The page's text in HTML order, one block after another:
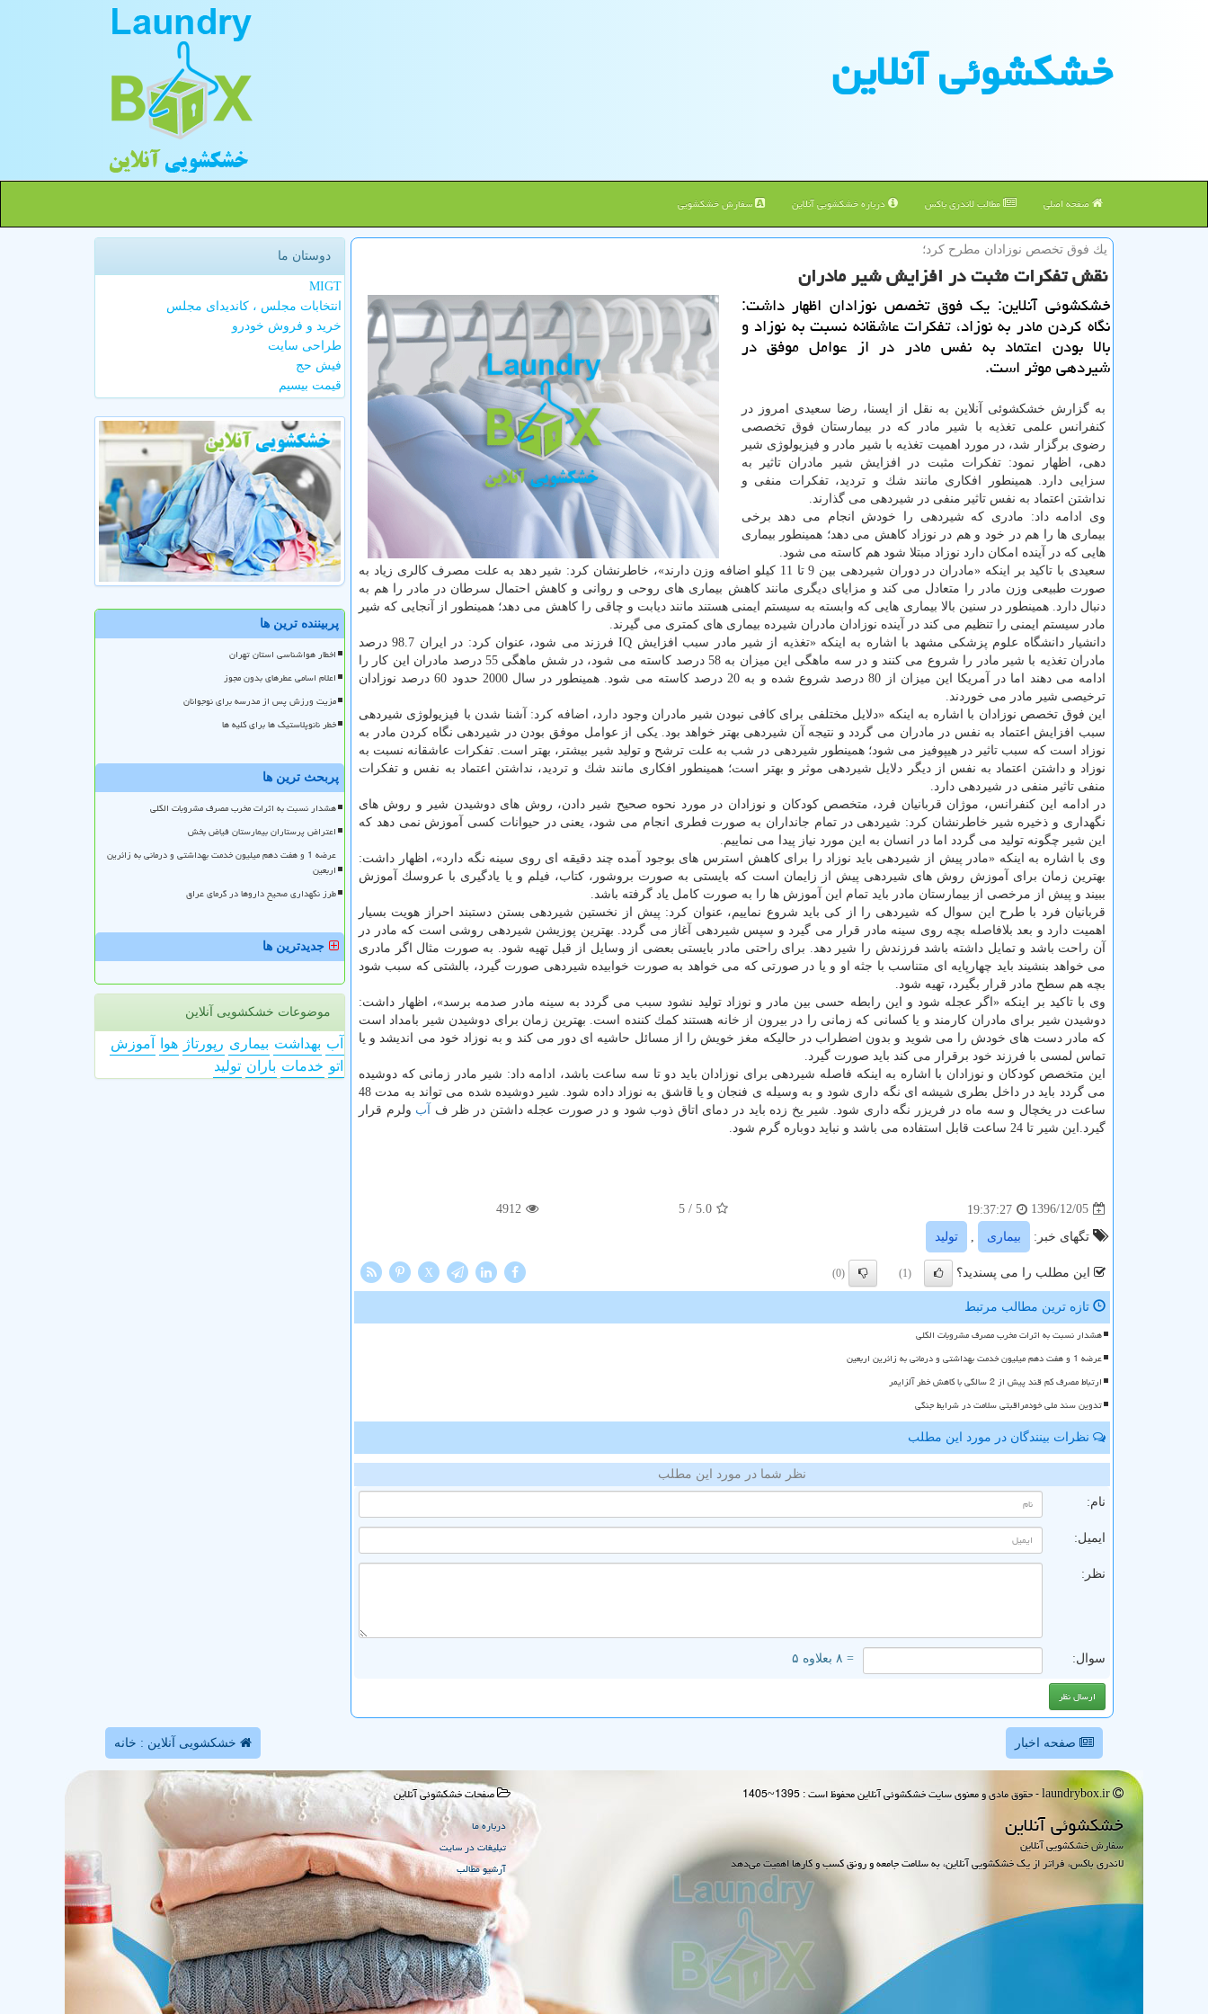
خشكشوئی آنلاین
صفحه اصلی مطالب لاندری باکس درباره خشکشویی آنلاین سفارش خشکشویی
یك فوق تخصص نوزادان مطرح كرد؛
نقش تفكرات مثبت در افزایش شیر مادران
خشكشوئی آنلاین: یك فوق تخصص نوزادان اظهار داشت:
نگاه كردن مادر به نوزاد، تفكرات عاشقانه نسبت به نوزاد و
بالا بودن اعتماد به نفس مادر در از عوامل موفق در
شیردهی موثر است.
به گزارش خشكشوئی آنلاین به نقل از ایسنا، رضا سعیدی امروز در
كنفرانس علمی تغذیه با شیر مادر كه در بیمارستان فوق تخصصی
رضوی برگزار شد، در مورد اهمیت تغذیه با شیر مادر و فیزیولوژی شیر
دهی، اظهار نمود: تفكرات مثبت در افزایش شیر مادران تاثیر به
سزایی دارد. همینطور افكاری مانند شك و تردید، تفكرات منفی و
نداشتن اعتماد به نفس تاثیر منفی در شیردهی می گذارند.
وی ادامه داد: مادری كه شیردهی را خودش انجام می دهد برخی
بیماری ها را هم در خود و هم در نوزاد كاهش می دهد؛ همینطور بیماری
هایی كه در آینده امكان دارد نوزاد مبتلا شود هم كاسته می شود.
سعیدی با تاكید بر اینكه «مادران در دوران شیردهی بین 9 تا 11 كیلو اضافه وزن دارند»، خاطرنشان كرد: شیر دهد به علت مصرف كالری زیاد به
صورت طبیعی وزن مادر را متعادل می كند و مزایای دیگری مانند كاهش بیماری های روحی و روانی و كاهش احتمال سرطان در مادر را هم به
دنبال دارد. همینطور در سنین بالا بیماری هایی كه وابسته به سیستم ایمنی هستند مانند دیابت و چاقی را كاهش می دهد؛ همینطور از آنجایی كه شیر
مادر سیستم ایمنی را تنظیم می كند در آینده نوزادان مادران شیرده بیماری های كمتری می گیرند.
دانشیار دانشگاه علوم پزشكی مشهد با اشاره به اینكه «تغذیه از شیر مادر سبب افزایش IQ فرزند می شود، عنوان كرد: در ایران 98.7 درصد
مادران تغذیه با شیر مادر را شروع می كنند و در سه ماهگی این میزان به 58 درصد كاسته می شود، در شش ماهگی 55 درصد مادران این كار را
ادامه می دهند اما در آمریكا این میزان از 80 درصد شروع شده و به 20 درصد كاسته می شود. همینطور در سال 2000 حدود 60 درصد نوزادان
ترخیصی شیر مادر می خوردند.
این فوق تخصص نوزادان با اشاره به اینكه «دلایل مختلفی برای كافی نبودن شیر مادران وجود دارد، اضافه كرد: آشنا شدن با فیزیولوژی شیردهی
سبب افزایش اعتماد به نفس در مادران می گردد و نتیجه آن شیردهی بهتر خواهد بود. یكی از عوامل موفق بودن در شیردهی نگاه كردن مادر به
نوزاد است كه سبب تاثیر در هیپوفیز می شود؛ همینطور شیردهی در شب به علت ترشح و تولید شیر بیشتر، بهتر است. تفكرات عاشقانه نسبت به
نوزاد و داشتن اعتماد به نفس از دیگر دلایل شیردهی موثر و بهتر است؛ همینطور افكاری مانند شك و تردید، نداشتن اعتماد به نفس و تفكرات
منفی تاثیر منفی در شیردهی دارد.
در ادامه این كنفرانس، موژان قربانیان فرد، متخصص كودكان و نوزادان در مورد نحوه صحیح شیر دادن، روش های دوشیدن شیر و روش های
نگهداری و ذخیره شیر خاطرنشان كرد: شیردهی در تمام جانداران به صورت فطری انجام می شود، یعنی در حیوانات كسی آموزش نمی دهد كه
این شیر چگونه تولید می گردد اما در انسان به این مورد نیاز پیدا می نماییم.
وی با اشاره به اینكه «مادر پیش از شیردهی باید نوزاد را برای كاهش استرس های بوجود آمده چند دقیقه ای روی سینه نگه دارد»، اظهار داشت:
بهترین زمان برای آموزش روش های شیردهی پیش از زایمان است كه بایستی به صورت بروشور، كتاب، فیلم و یا یادگیری با عروسك آموزش
ببیند و پیش از مرخصی از بیمارستان مادر باید تمام این آموزش ها را به صورت كامل یاد گرفته باشد.
قربانیان فرد با طرح این سوال كه شیردهی را از كی باید شروع نماییم، عنوان كرد: پیش از نخستین شیردهی بستن دستبند احراز هویت بسیار
اهمیت دارد و بعد بلافاصله بچه روی سینه مادر قرار می گیرد و سپس شیردهی آغاز می گردد. بهترین پوزیشن شیردهی روشی است كه مادر در
آن راحت باشد و تمایل داشته باشد فرزندش را شیر دهد. برای راحتی مادر بایستی بعضی از وسایل از قبل تهیه شود. به صورت مثال اگر مادری
می خواهد بنشیند باید چهارپایه ای متناسب با جثه او و یا در صورتی كه می خواهد به صورت خوابیده شیردهی صورت گیرد، بالشتی كه سبب شود
بچه هم سطح مادر قرار بگیرد، تهیه شود.
وی با تاكید بر اینكه «اگر عجله شود و این رابطه حسی بین مادر و نوزاد تولید نشود سبب می گردد به سینه مادر صدمه برسد»، اظهار داشت:
دوشیدن شیر برای مادران كارمند و یا كسانی كه زمانی را در بیرون از خانه هستند كمك كننده است. بهترین زمان برای دوشیدن شیر بامداد است
كه مادر دست های خودش را می شوید و بدون اضطراب در حالیكه مغز خویش را از مسائل حاشیه ای دور می كند و به نوزاد خود می اندیشد و یا
تماس لمسی با فرزند خود برقرار می كند باید صورت گیرد.
این متخصص كودكان و نوزادان با اشاره به اینكه فاصله شیردهی برای نوزادان باید دو تا سه ساعت باشد، ادامه داد: شیر مادر زمانی كه دوشیده
می گردد باید در داخل بطری شیشه ای نگه داری شود و به وسیله ی فنجان و یا قاشق به نوزاد داده شود. شیر دوشیده شده می تواند به مدت 48
ساعت در یخچال و سه ماه در فریزر نگه داری شود. شیر یخ زده باید در دمای اتاق ذوب شود و در صورت عجله داشتن در ظر ف
آب ولرم قرار
گیرد.این شیر تا 24 ساعت قابل استفاده می باشد و نباید دوباره گرم شود.
1396/12/05
19:37:27
5.0
/ 5
4912
تگهای خبر: بیماری تولید
این مطلب را می پسندید؟ (1)
(0)
X
تازه ترین مطالب مرتبط
هشدار نسبت به اثرات مخرب مصرف مشروبات الکلی
عرضه 1 و هفت دهم میلیون خدمت بهداشتی و درمانی به زائرین اربعین
ارتباط مصرف کم قند پیش از 2 سالگی با کاهش خطر آلزایمر
تدوین سند ملی خودمراقبتی سلامت در شرایط جنگی
نظرات بینندگان در مورد این مطلب
نظر شما در مورد این مطلب
نام:
ایمیل:
نظر:
سوال: = ۸ بعلاوه ۵
دوستان ما
MIGT
انتخابات مجلس ، کاندیدای مجلس
خرید و فروش خودرو
طراحی سایت
فیش حج
قیمت بیسیم
پربیننده ترین ها
اخطار هواشناسی استان تهران
اعلام اسامی عطرهای بدون مجوز
مزیت ورزش پس از مدرسه برای نوجوانان
خطر نانوپلاستیک ها برای کلیه ها
پربحث ترین ها
هشدار نسبت به اثرات مخرب مصرف مشروبات الکلی
اعتراض پرستاران بیمارستان فیاض بخش
عرضه 1 و هفت دهم میلیون خدمت بهداشتی و درمانی به زائرین
اربعین
طرز نگهداری صحیح داروها در گرمای عراق
جدیدترین ها
موضوعات خشکشویی آنلاین
آب بهداشت بیماری رپورتاژ هوا
آموزش
اتو خدمات باران تولید
صفحه اخبار خشکشویی آنلاین : خانه
laundrybox.ir - حقوق مادی و معنوی سایت خشكشوئی آنلاین محفوظ است : 1395~1405
خشكشوئی آنلاین
سفارش خشکشویی آنلاین
لاندری باکس، فراتر از یک خشکشویی آنلاین، به سلامت جامعه و رونق کسب و کارها اهمیت می‌دهد
صفحات خشكشوئی آنلاین
درباره ما
تبلیغات در سایت
آرشیو مطالب